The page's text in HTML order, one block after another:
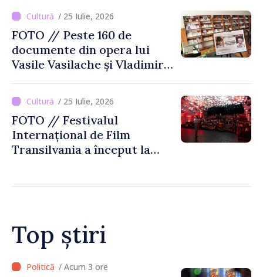
Moldovei
/ 25 Iulie, 2026
FOTO // Peste 160 de
documente din opera lui
Vasile Vasilache și Vladimir
Biblioteca Națională
/ 25 Iulie, 2026
FOTO // Festivalul
Internațional de Film
Transilvania a început la
Top știri
/ Acum 2 ore